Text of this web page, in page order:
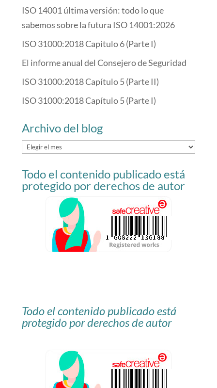
ISO 14001 última versión: todo lo que
sabemos sobre la futura ISO 14001:2026
ISO 31000:2018 Capítulo 6 (Parte I)
El informe anual del Consejero de Seguridad
ISO 31000:2018 Capítulo 5 (Parte II)
ISO 31000:2018 Capítulo 5 (Parte I)
Archivo del blog
Archivo
blog
Todo el contenido publicado está
protegido por derechos de autor
Todo el contenido publicado está
protegido por derechos de autor